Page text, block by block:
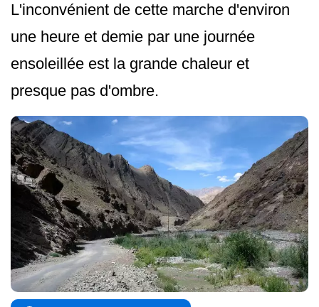
L'inconvénient de cette marche d'environ
une heure et demie par une journée
ensoleillée est la grande chaleur et
presque pas d'ombre.